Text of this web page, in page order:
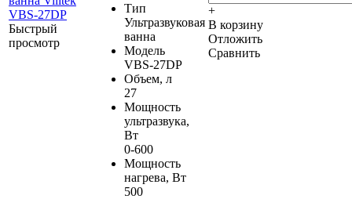
Быстрый
просмотр
Тип
Ультразвуковая
ванна
Модель
VBS-27DP
Объем, л
27
Мощность
ультразвука,
Вт
0-600
Мощность
нагрева, Вт
500
+
В корзину
Отложить
Сравнить